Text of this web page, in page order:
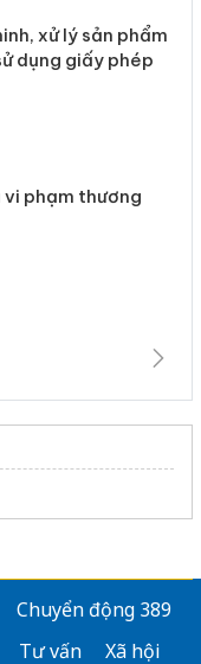
xử lý sản phẩm
dụng giấy phép
vi phạm thương
Chuyển động 389
Tư vấn
Xã hội